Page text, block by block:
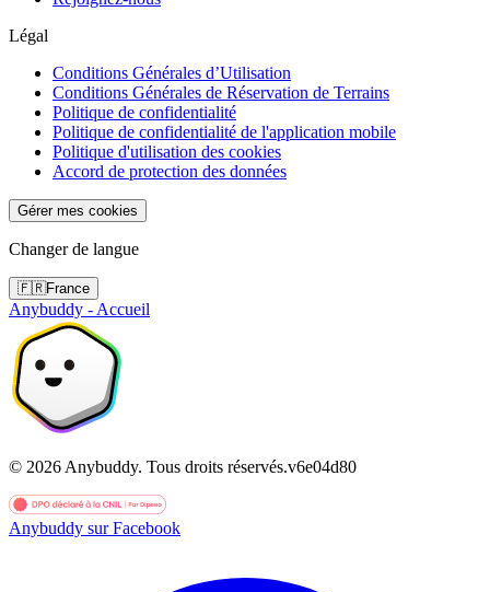
Légal
Conditions Générales d’Utilisation
Conditions Générales de Réservation de Terrains
Politique de confidentialité
Politique de confidentialité de l'application mobile
Politique d'utilisation des cookies
Accord de protection des données
Gérer mes cookies
Changer de langue
🇫🇷France
Anybuddy - Accueil
© 2026 Anybuddy. Tous droits réservés.v6e04d80
Anybuddy sur Facebook